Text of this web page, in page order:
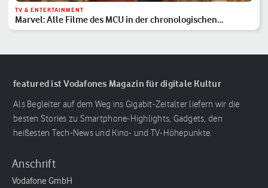
TV & ENTERTAINMENT
Marvel: Alle Filme des MCU in der chronologischen
Reihenfolge
featured ist Vodafones Magazin für digitale Kultur
Als Begleiter auf dem Weg ins Gigabit-Zeitalter liefern wir die
besten Stories zu Smartphone-Highlights, Gadgets, den
heißesten Tech-News und Kino- und TV-Höhepunkte.
Anschrift
Vodafone GmbH